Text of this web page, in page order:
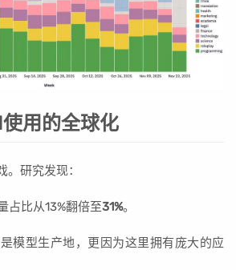
用的全球化
研究发现：
占比从13%翻倍至31%。
模型生产地，更因为这里拥有庞大的应